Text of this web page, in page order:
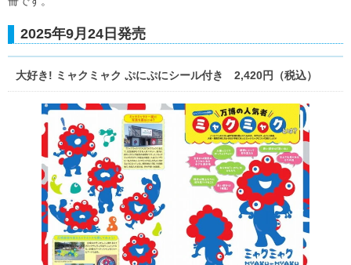
2025年9月24日発売
大好き! ミャクミャク ぷにぷにシール付き 2,420円（税込）